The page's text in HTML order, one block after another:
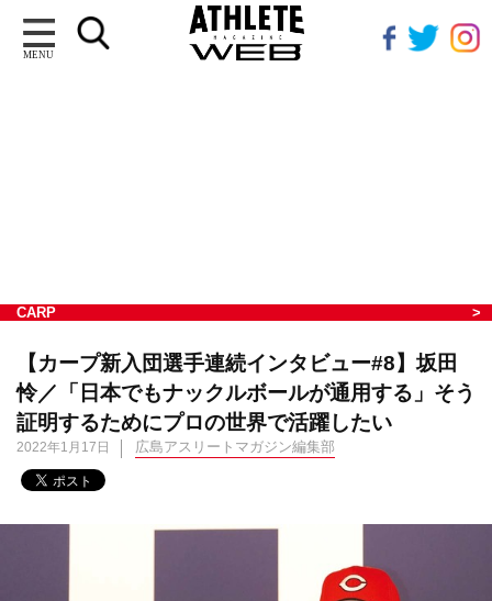
MENU
CARP
【カープ新入団選手連続インタビュー#8】坂田
怜／「日本でもナックルボールが通用する」そう
証明するためにプロの世界で活躍したい
2022年1月17日 広島アスリートマガジン編集部